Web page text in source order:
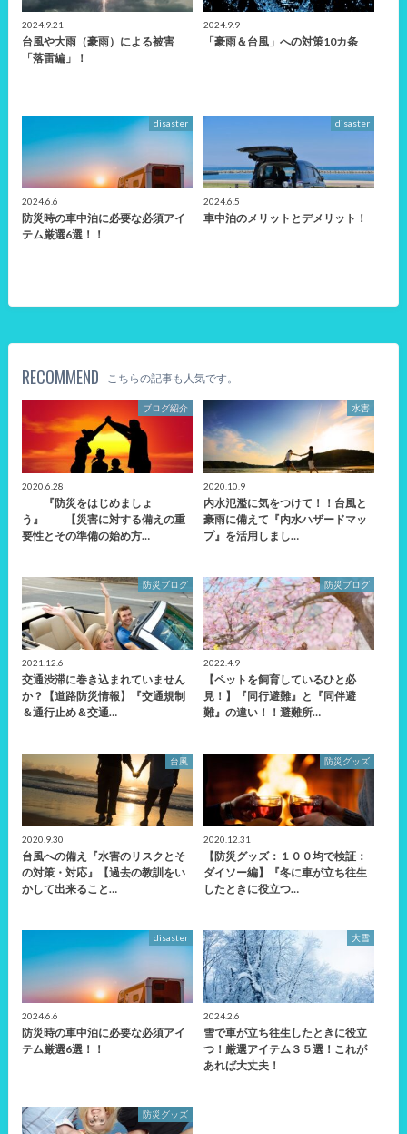
2024.9.21
台風や大雨（豪雨）による被害
「落雷編」！
2024.9.9
「豪雨＆台風」への対策10カ条
disaster
2024.6.6
防災時の車中泊に必要な必須アイ
テム厳選6選！！
disaster
2024.6.5
車中泊のメリットとデメリット！
RECOMMEND こちらの記事も人気です。
ブログ紹介
2020.6.28
『防災をはじめましょ
う』 【災害に対する備えの重
要性とその準備の始め方…
水害
2020.10.9
内水氾濫に気をつけて！！台風と
豪雨に備えて『内水ハザードマッ
プ』を活用しまし…
防災ブログ
2021.12.6
交通渋滞に巻き込まれていません
か？【道路防災情報】『交通規制
＆通行止め＆交通…
防災ブログ
2022.4.9
【ペットを飼育しているひと必
見！】『同行避難』と『同伴避
難』の違い！！避難所…
台風
2020.9.30
台風への備え『水害のリスクとそ
の対策・対応』【過去の教訓をい
かして出来ること…
防災グッズ
2020.12.31
【防災グッズ：１００均で検証：
ダイソー編】『冬に車が立ち往生
したときに役立つ…
disaster
2024.6.6
防災時の車中泊に必要な必須アイ
テム厳選6選！！
大雪
2024.2.6
雪で車が立ち往生したときに役立
つ！厳選アイテム３５選！これが
あれば大丈夫！
防災グッズ